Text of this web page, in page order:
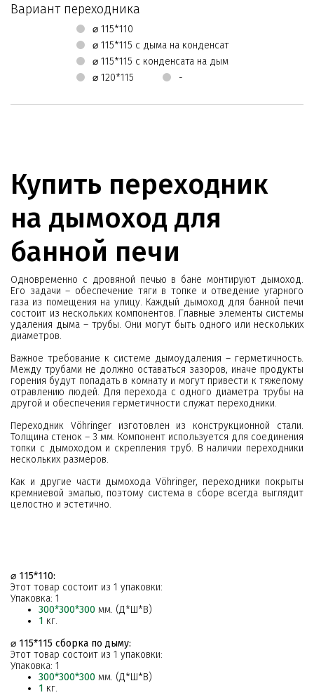
Вариант переходника
⌀ 115*110
⌀ 115*115 с дыма на конденсат
⌀ 115*115 с конденсата на дым
⌀ 120*115
-
Купить переходник
на дымоход для
банной печи
Одновременно с дровяной печью в бане монтируют дымоход.
Его задачи – обеспечение тяги в топке и отведение угарного
газа из помещения на улицу. Каждый дымоход для банной печи
состоит из нескольких компонентов. Главные элементы системы
удаления дыма – трубы. Они могут быть одного или нескольких
диаметров.
Важное требование к системе дымоудаления – герметичность.
Между трубами не должно оставаться зазоров, иначе продукты
горения будут попадать в комнату и могут привести к тяжелому
отравлению людей. Для перехода с одного диаметра трубы на
другой и обеспечения герметичности служат переходники.
Переходник Vöhringer изготовлен из конструкционной стали.
Толщина стенок – 3 мм. Компонент используется для соединения
топки с дымоходом и скрепления труб. В наличии переходники
нескольких размеров.
Как и другие части дымохода Vöhringer, переходники покрыты
кремниевой эмалью, поэтому система в сборе всегда выглядит
целостно и эстетично.
⌀ 115*110:
Этот товар состоит из 1 упаковки:
Упаковка: 1
300*300*300 мм. (Д*Ш*В)
1 кг.
⌀ 115*115 сборка по дыму:
Этот товар состоит из 1 упаковки:
Упаковка: 1
300*300*300 мм. (Д*Ш*В)
1 кг.